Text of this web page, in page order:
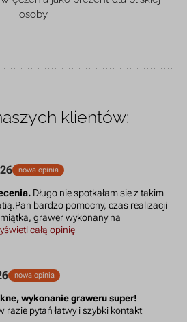
osoby.
klientów:
nowa opinia
Długo nie spotkałam sie z takim
bardzo pomocny, czas realizacji
grawer wykonany na
całą opinię
nowa opinia
wykonanie graweru super!
razie pytań łatwy i szybki kontakt